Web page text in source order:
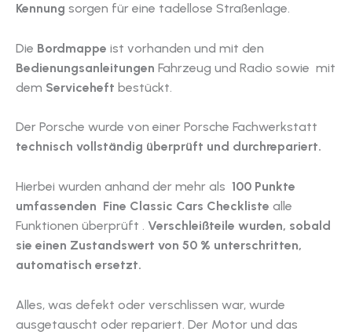
Kennung sorgen für eine tadellose Straßenlage.
Die Bordmappe ist vorhanden und mit den
Bedienungsanleitungen Fahrzeug und Radio sowie mit
dem Serviceheft bestückt.
Der Porsche wurde von einer Porsche Fachwerkstatt
technisch vollständig überprüft und durchrepariert.
Hierbei wurden anhand der mehr als 100 Punkte
umfassenden Fine Classic Cars Checkliste alle
Funktionen überprüft . Verschleißteile wurden, sobald
sie einen Zustandswert von 50 % unterschritten,
automatisch ersetzt.
Alles, was defekt oder verschlissen war, wurde
ausgetauscht oder repariert. Der Motor und das